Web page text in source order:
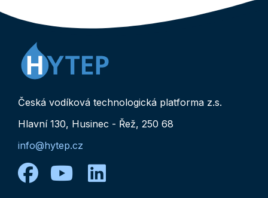
Česká vodíková technologická platforma z.s.
Hlavní 130, Husinec - Řež, 250 68
info@hytep.cz
facebook
youtube
linkedin